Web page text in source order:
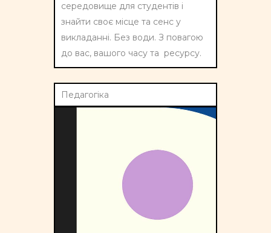
середовище для студентів і
знайти своє місце та сенс у
викладанні. Без води. З повагою
до вас, вашого часу та ресурсу.
Педагогіка